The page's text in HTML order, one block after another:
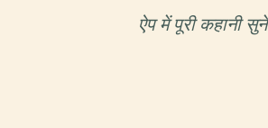
ऐप में पूरी कहानी सुनें